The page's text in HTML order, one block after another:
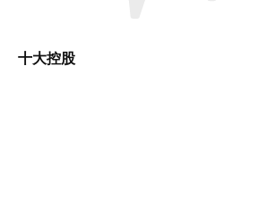
十大控股